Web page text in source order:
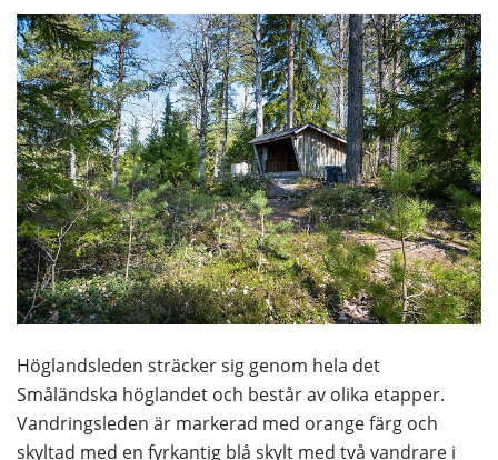
Höglandsleden sträcker sig genom hela det
Småländska höglandet och består av olika etapper.
Vandringsleden är markerad med orange färg och
skyltad med en fyrkantig blå skylt med två vandrare i